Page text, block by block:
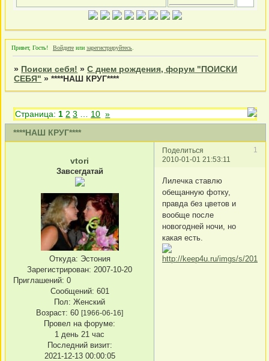
Привет, Гость! Войдите или зарегистрируйтесь
» Поиски себя! »С днем рождения, форум "ПОИСКИ
СЕБЯ" »****НАШ КРУГ****
****НАШ КРУГ****
Страница: 1 2 3 10 »
Поделиться
1
2010-01-01 21:53:11
vtori
Завсегдатай
Откуда: Эстония
Зарегистрирован: 2007-10-20
Приглашений: 0
Сообщений: 601
Пол: Женский
Возраст: 60 [1966-06-16]
Провел на форуме:
1 день 21 час
Последний визит:
2021-12-13 00:00:05
Лилечка ставлю
обещанную фотку,
правда без цветов и
вообще после
новогодней ночи, но
какая есть.